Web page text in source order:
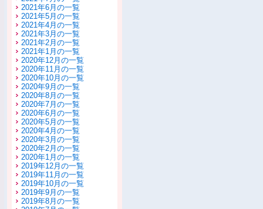
2021年6月の一覧
2021年5月の一覧
2021年4月の一覧
2021年3月の一覧
2021年2月の一覧
2021年1月の一覧
2020年12月の一覧
2020年11月の一覧
2020年10月の一覧
2020年9月の一覧
2020年8月の一覧
2020年7月の一覧
2020年6月の一覧
2020年5月の一覧
2020年4月の一覧
2020年3月の一覧
2020年2月の一覧
2020年1月の一覧
2019年12月の一覧
2019年11月の一覧
2019年10月の一覧
2019年9月の一覧
2019年8月の一覧